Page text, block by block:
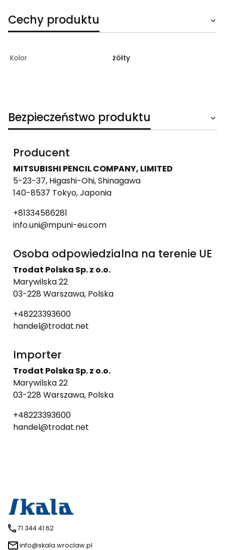
Cechy produktu
Kolor żółty
Bezpieczeństwo produktu
Producent
MITSUBISHI PENCIL COMPANY, LIMITED
5-23-37, Higashi-Ohi, Shinagawa
140-8537 Tokyo, Japonia
+81334586281
info.uni@mpuni-eu.com
Osoba odpowiedzialna na terenie UE
Trodat Polska Sp. z o.o.
Marywilska 22
03-228 Warszawa, Polska
+48223393600
handel@trodat.net
Importer
Trodat Polska Sp. z o.o.
Marywilska 22
03-228 Warszawa, Polska
+48223393600
handel@trodat.net
71 344 41 62
info@skala.wroclaw.pl